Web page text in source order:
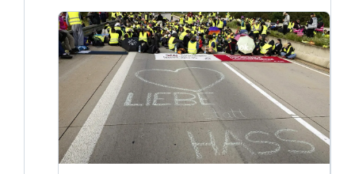
Bluesky
ansehen